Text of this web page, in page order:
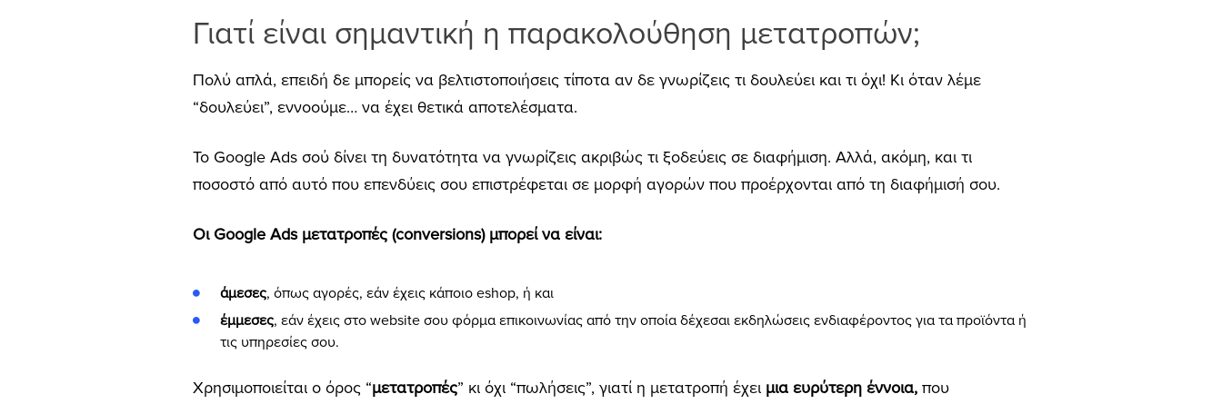
Γιατί είναι σημαντική η παρακολούθηση μετατροπών;
Πολύ απλά, επειδή δε μπορείς να βελτιστοποιήσεις τίποτα αν δε γνωρίζεις τι δουλεύει και τι όχι! Κι όταν λέμε
“δουλεύει”, εννοούμε… να έχει θετικά αποτελέσματα.
Το Google Ads σού δίνει τη δυνατότητα να γνωρίζεις ακριβώς τι ξοδεύεις σε διαφήμιση. Αλλά, ακόμη, και τι
ποσοστό από αυτό που επενδύεις σου επιστρέφεται σε μορφή αγορών που προέρχονται από τη διαφήμισή σου.
Οι Google Ads μετατροπές (conversions) μπορεί να είναι:
άμεσες, όπως αγορές, εάν έχεις κάποιο eshop, ή και
έμμεσες, εάν έχεις στο website σου φόρμα επικοινωνίας από την οποία δέχεσαι εκδηλώσεις ενδιαφέροντος για τα προϊόντα ή
τις υπηρεσίες σου.
Χρησιμοποιείται ο όρος “μετατροπές” κι όχι “πωλήσεις”, γιατί η μετατροπή έχει μια ευρύτερη έννοια, που